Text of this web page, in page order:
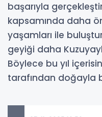
başarıyla
kapsamında daha
yaşamları ile
geyiği daha
Böylece bu yıl
tarafından doğayla